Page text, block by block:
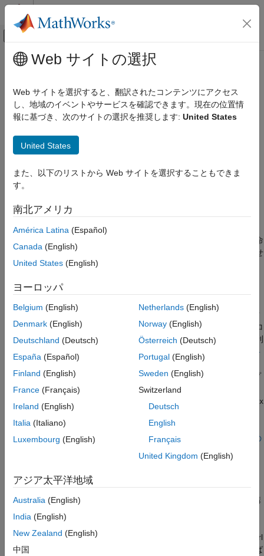
コンテンツへスキップ
オフキャンバス ナビゲーション メ
ドキュメンテーションのホーム
コード検証
Polyspace Bug Finder
ソースとビルド オプションの構成
-regex-replace-rgx -regex-replace-fmt
項目一覧
説明
例
ヒント
参考
メインコンテンツ
-regex-replace-rgx -regex-replace-
fmt
プリプロセッサ命令での置換の実行
構文
-regex-replace-rgx matchFile -regex-replace-fmt
説明
-regex-replace-rgxmatchFile
解析のためにプリプロセッサ命
令のトークンを置き換えます。元のソース コードは変更されませ
ん。ファイルmatchFile
き換えます。
このオプションは、
にプリプロセッサ命令のトーク
ンを置換または削除する場合にのみ使用します。通常、ソース コ
ードのトークンでコンパイル エラーが発生する場合は、より便利
[前処理済みファイルに適用するコマンド/スクリプト] (-
post-preprocessing-command)
を使用して、前処理済みのコード
のトークンを置き換えるか削除することができます。ただし、プ
リプロセッサ命令のトークンを置き換える場合は、このオプショ
-regex-replace-rgx
-regex-replace-fmt
このオプションで利用できる正規表現の完全なリストは、
Perl の
Perl では、構文s/pattern/replacement/modifierを置換に
使用できます。このオプションを使用するときには、この構
文を部分的にのみエミュレートします。照合するパターン
replacementを別のファイルに指定します。検索修飾子 (Perl
の値) はサポートされていません。たとえば
Web サイトの選択
Web サイトを選択すると、翻訳されたコンテンツにアクセス
し、地域のイベントやサービスを確認できます。現在の位置情
報に基づき、次のサイトの選択を推奨します: United States
United States
また、以下のリストから Web サイトを選択することもできま
す。
南北アメリカ
América Latina (Español)
Canada (English)
United States (English)
ヨーロッパ
Belgium (English)
Denmark (English)
Deutschland (Deutsch)
España (Español)
Finland (English)
France (Français)
Ireland (English)
Italia (Italiano)
Luxembourg (English)
Netherlands(English)
Norway(English)
Österreich (Deutsch)
Portugal(English)
Sweden (English)
Switzerland
Deutsch
English
Français
United Kingdom (English)
アジア太平洋地域
Australia (English)
India (English)
New Zealand (English)
中国